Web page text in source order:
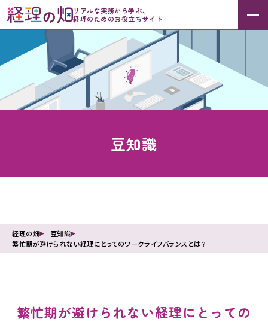
リアルな実務から学ぶ、
経理のためのお役立ちサイト
豆知識
経理の畑
豆知識
繁忙期が避けられない経理にとってのワークライフバランスとは？
繁忙期が避けられない経理にとっての